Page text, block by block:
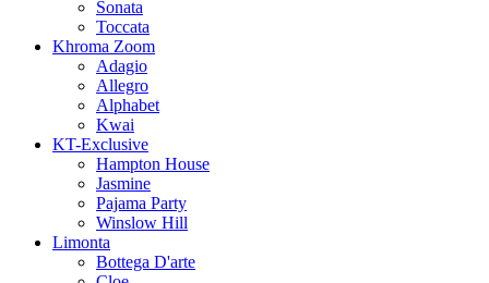
Sonata
Toccata
Khroma Zoom
Adagio
Allegro
Alphabet
Kwai
KT-Exclusive
Hampton House
Jasmine
Pajama Party
Winslow Hill
Limonta
Bottega D'arte